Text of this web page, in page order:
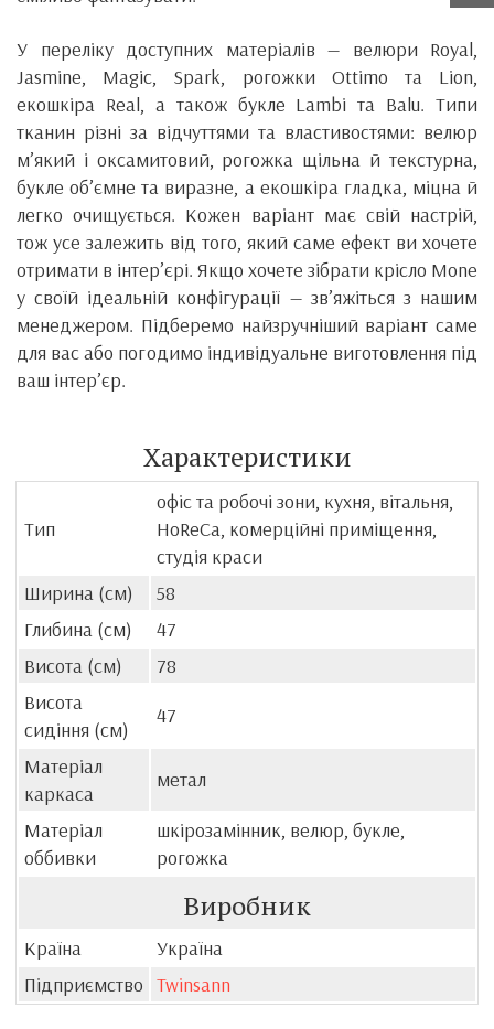
У переліку доступних матеріалів — велюри Royal,
Jasmine, Magic, Spark, рогожки Ottimo та Lion,
екошкіра Real, а також букле Lambi та Balu. Типи
тканин різні за відчуттями та властивостями: велюр
м’який і оксамитовий, рогожка щільна й текстурна,
букле об’ємне та виразне, а екошкіра гладка, міцна й
легко очищується. Кожен варіант має свій настрій,
тож усе залежить від того, який саме ефект ви хочете
отримати в інтер’єрі. Якщо хочете зібрати крісло Mone
у своїй ідеальній конфігурації — зв’яжіться з нашим
менеджером. Підберемо найзручніший варіант саме
для вас або погодимо індивідуальне виготовлення під
ваш інтер’єр.
Характеристики
Тип
офіс та робочі зони, кухня, вітальня,
HoReCa, комерційні приміщення,
студія краси
Ширина (см)
58
Глибина (см)
47
Висота (см)
78
Висота
сидіння (см)
47
Матеріал
каркаса
метал
Матеріал
оббивки
шкірозамінник, велюр, букле,
рогожка
Виробник
Країна
Україна
Підприємство Twinsann